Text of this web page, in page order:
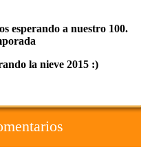
esperando a nuestro 100.
la nieve 2015 :)